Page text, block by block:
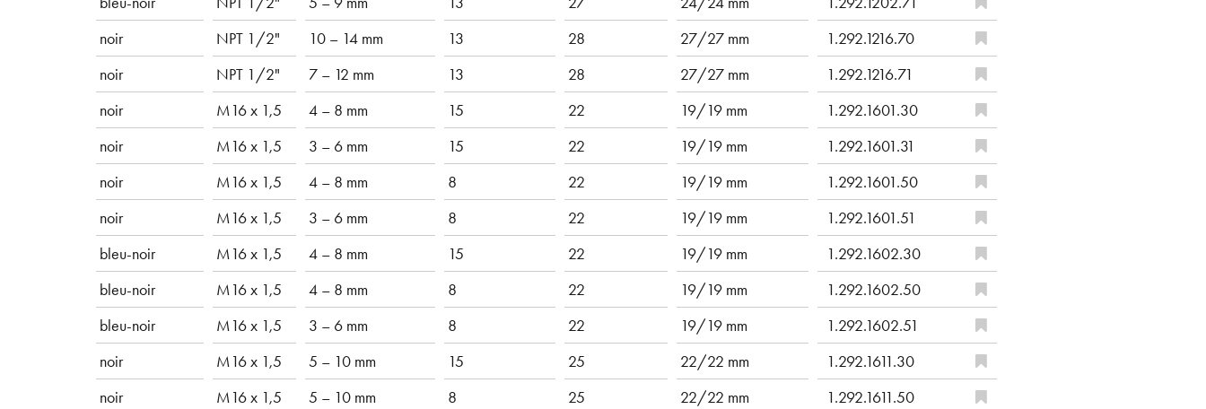
noir
NPT 1/2" 10 – 14 mm 13 28 27/27 mm
1.292.1216.70
noir
NPT 1/2" 7 – 12 mm 13 28 27/27 mm
1.292.1216.71
noir
M16 x 1,5 4 – 8 mm 15 22 19/19 mm
1.292.1601.30
noir
M16 x 1,5 3 – 6 mm 15 22 19/19 mm
1.292.1601.31
noir
M16 x 1,5 4 – 8 mm 8 22 19/19 mm
1.292.1601.50
noir
M16 x 1,5 3 – 6 mm 8 22 19/19 mm
1.292.1601.51
bleu-noir
M16 x 1,5 4 – 8 mm 15 22 19/19 mm
1.292.1602.30
bleu-noir
M16 x 1,5 4 – 8 mm 8 22 19/19 mm
1.292.1602.50
bleu-noir
M16 x 1,5 3 – 6 mm 8 22 19/19 mm
1.292.1602.51
noir
M16 x 1,5 5 – 10 mm 15 25 22/22 mm
1.292.1611.30
noir
M16 x 1,5 5 – 10 mm 8 25 22/22 mm
1.292.1611.50